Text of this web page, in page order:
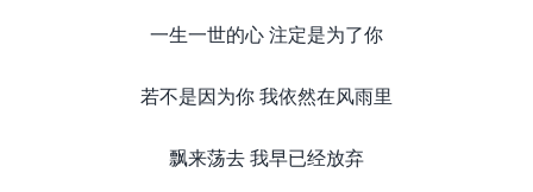
一生一世的心 注定是为了你
若不是因为你 我依然在风雨里
飘来荡去 我早已经放弃